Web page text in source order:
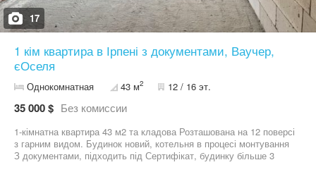
17
1 кім квартира в Ірпені з документами, Ваучер,
єОселя
Однокомнатная 43 м2 12 / 16 эт.
35 000 $ Без комиссии
1-кімнатна квартира 43 м2 та кладова Розташована на 12 поверсі
з гарним видом. Будинок новий, котельня в процесі монтування
З документами, підходить під Сертифікат, будинку більше 3